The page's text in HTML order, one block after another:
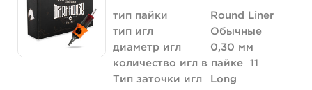
Количество купить
тип пайки
Round Liner
тип игл
Обычные
диаметр игл
0,30 мм
количество игл в пайке
11
Тип заточки игл
Long